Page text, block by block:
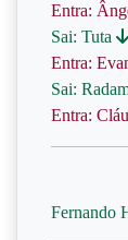
Entra:
Sai: Tuta
Entra:
Sai:
Entra:
Fernando